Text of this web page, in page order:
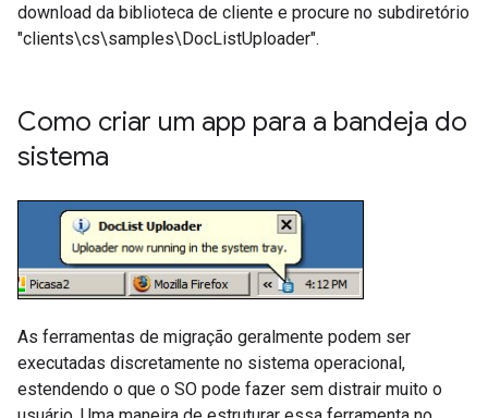
download da biblioteca de cliente e procure no subdiretório
"clients\cs\samples\DocListUploader".
Como criar um app para a bandeja do
sistema
As ferramentas de migração geralmente podem ser
executadas discretamente no sistema operacional,
estendendo o que o SO pode fazer sem distrair muito o